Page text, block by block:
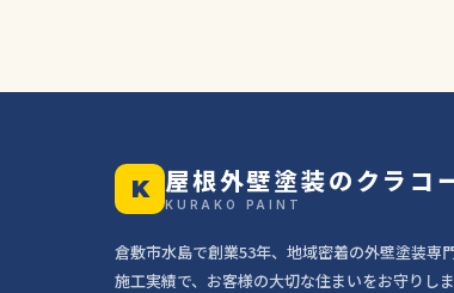
K 屋根外壁塗装のクラコ
KURAKO PAINT
倉敷市水島で創業53年、地域密着の外壁塗装専
施工実績で、お客様の大切な住まいをお守りしま